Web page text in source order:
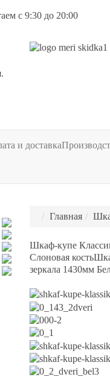
с 9:30 до 20:00
и доставка
Главная
Шкаф-купе
Слоновая кость
зеркала 1430мм